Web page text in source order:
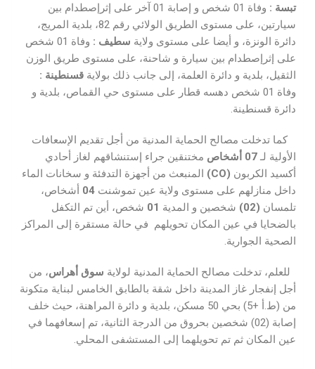
تبسة :
وفاة 01 شخص و إصابة 01 آخر على إثرإصطدام بين
سيارتين، على مستوى الطريق الولائي رقم 82، بلدية المريج،
دائرة الونزة، و أيضا على مستوى ولاية سطيف :
وفاة 01 شخص
على إثرإصطدام بين سيارة و شاحنة، على مستوى طريق الوزن
الثقيل، بلدية و دائرة العلمة، إلى جانب ذلك بولايةقسنطينة :
وفاة 01 شخص دهسه قطار على مستوى حي القماص، بلدية و
دائرة قسنطينة.
كما تدخلت مصالح الحماية المدنية من أجل تقديم الإسعافات
الأولية لـ07 أشخاص مختنقين جراء إستنشاقهم لغاز أحادي
أكسيد الكربون (CO)
المنبعث من أجهزة التدفئة و سخانات الماء
داخل منازلهم على مستوى ولاية عين تموشنت04 أشخاص،
تلمسان (02) شخصين و المدية 01 شخص، أين تم التكفل
بالضحايا في عين المكان تحويلهم في حالة مستقرة إلى المراكز
الصحية الجوارية.
للعلم، تدخلت مصالح الحماية المدنية لولاية سوق أهراس، من
أجل إنفجار غاز المدينة داخل شقة بالطابق الخامس لبناية متكونة
من (ط.أ +5) بحي 50 مسكن، بلدية و دائرة المراهنة، حيث خلف
إصابة (02) شخصين بحروق من الدرجة الثانية، تم إسعافهما في
عين المكان ثم تم تحويلهما إلى المستشفى المحلي.